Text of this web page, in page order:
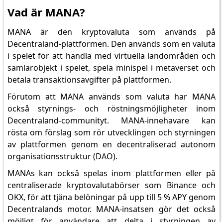
Vad är MANA?
MANA är den kryptovaluta som används på
Decentraland-plattformen. Den används som en valuta
i spelet för att handla med virtuella landområden och
samlarobjekt i spelet, spela minispel i metaverset och
betala transaktionsavgifter på plattformen.
Förutom att MANA används som valuta har MANA
också styrnings- och röstningsmöjligheter inom
Decentraland-communityt. MANA-innehavare kan
rösta om förslag som rör utvecklingen och styrningen
av plattformen genom en decentraliserad autonom
organisationsstruktur (DAO).
MANAs kan också spelas inom plattformen eller på
centraliserade kryptovalutabörser som Binance och
OKX, för att tjäna belöningar på upp till 5 % APY genom
Decentralands motor. MANA-insatsen gör det också